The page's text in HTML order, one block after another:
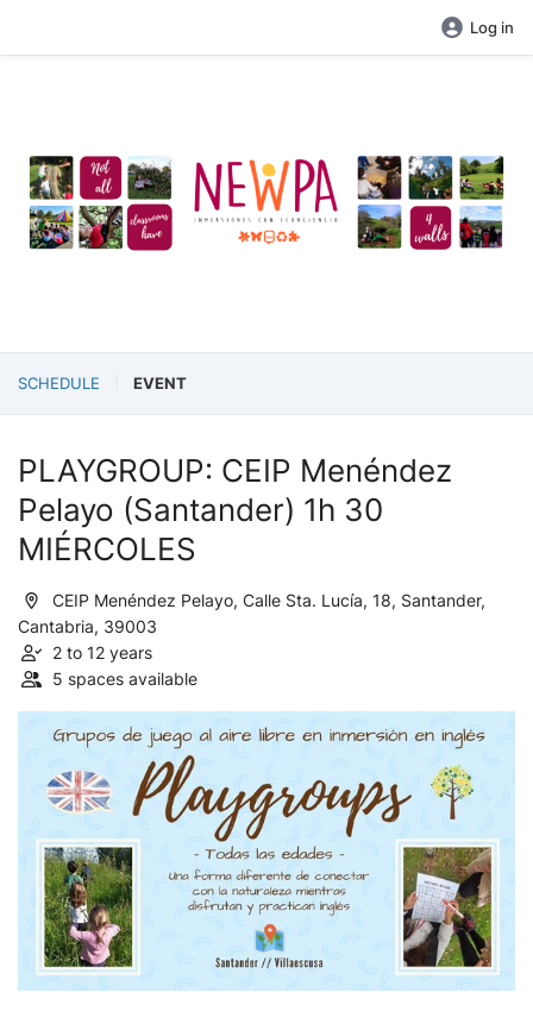
Log in
SCHEDULE EVENT
PLAYGROUP: CEIP Menéndez
Pelayo (Santander) 1h 30
MIÉRCOLES
CEIP Menéndez Pelayo, Calle Sta. Lucía, 18, Santander,
Cantabria, 39003
2 to 12 years
5 spaces available